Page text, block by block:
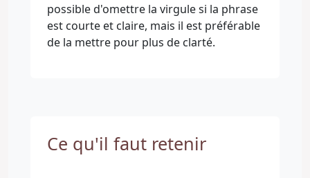
possible d'omettre la virgule si la phrase
est courte et claire, mais il est préférable
de la mettre pour plus de clarté.
Ce qu'il faut retenir